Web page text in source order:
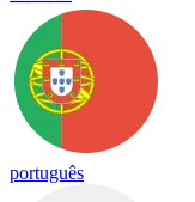
português